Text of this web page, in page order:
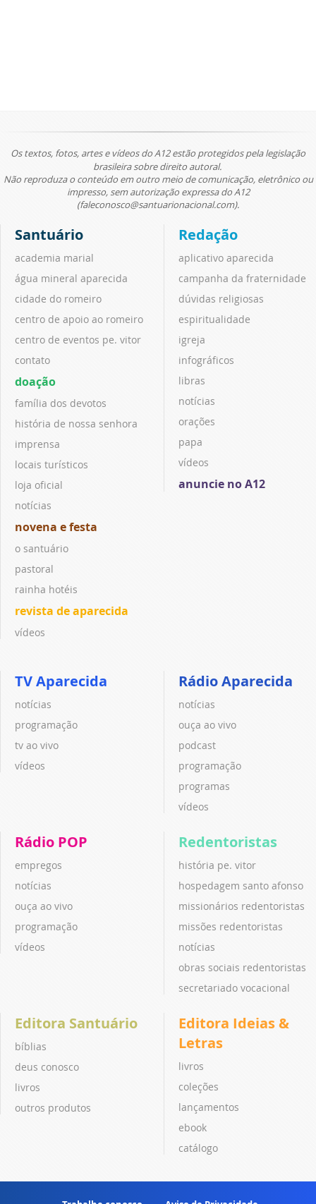
Os textos, fotos, artes e vídeos do A12 estão protegidos pela legislação
brasileira sobre direito autoral.
Não reproduza o conteúdo em outro meio de comunicação, eletrônico ou
impresso, sem autorização expressa do A12
(faleconosco@santuarionacional.com).
Santuário
academia marial
água mineral aparecida
cidade do romeiro
centro de apoio ao romeiro
centro de eventos pe. vitor
contato
doação
família dos devotos
história de nossa senhora
imprensa
locais turísticos
loja oficial
notícias
novena e festa
o santuário
pastoral
rainha hotéis
revista de aparecida
vídeos
Redação
aplicativo aparecida
campanha da fraternidade
dúvidas religiosas
espiritualidade
igreja
infográficos
libras
notícias
orações
papa
vídeos
anuncie no A12
TV Aparecida
notícias
programação
tv ao vivo
vídeos
Rádio Aparecida
notícias
ouça ao vivo
podcast
programação
programas
vídeos
Rádio POP
empregos
notícias
ouça ao vivo
programação
vídeos
Redentoristas
história pe. vitor
hospedagem santo afonso
missionários redentoristas
missões redentoristas
notícias
obras sociais redentoristas
secretariado vocacional
Editora Santuário
bíblias
deus conosco
livros
outros produtos
Editora Ideias &
Letras
livros
coleções
lançamentos
ebook
catálogo